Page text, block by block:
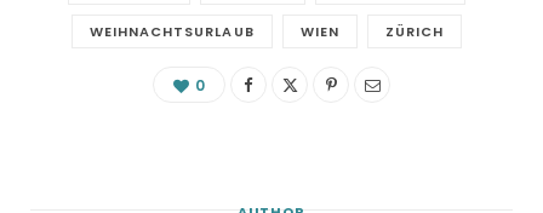
WEIHNACHTSURLAUB WIEN ZÜRICH
0